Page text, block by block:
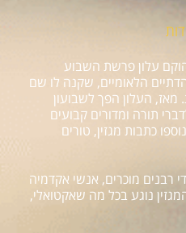
25 שנה, אז הוקם עלון פרשת השבוע
הלאומיים, שקנה לו שם
העלון הפך לשבועון
תורה ומדורים קבועים
כתבות מגזין, טורים
רבנים מוכרים, אנשי אקדמיה
נוגע בכל מה שאקטואלי,